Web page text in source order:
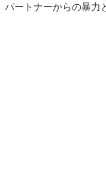
パートナーからの暴力